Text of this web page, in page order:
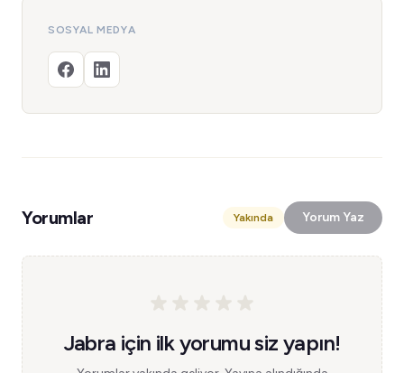
SOSYAL MEDYA
Yorumlar Yakında Yorum Yaz
Jabra için ilk yorumu siz yapın!